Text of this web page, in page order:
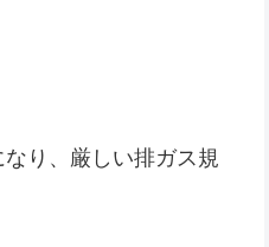
り、厳しい排ガス規